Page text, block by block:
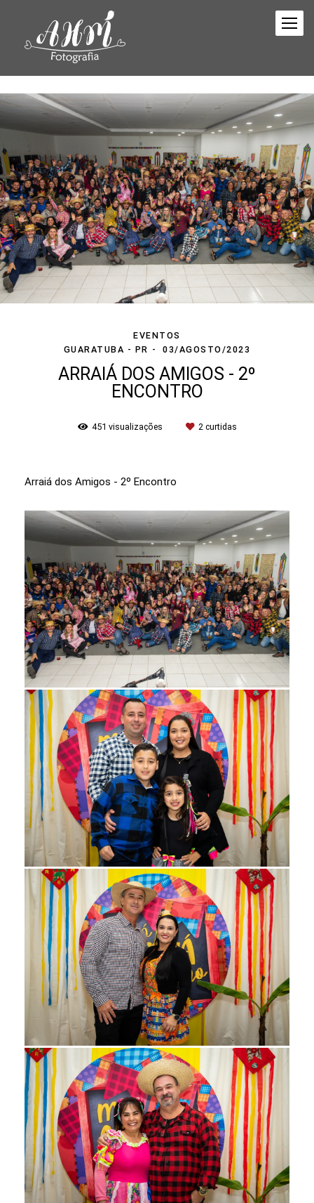
EVENTOS
GUARATUBA - PR
03/AGOSTO/2023
ARRAIÁ DOS AMIGOS - 2º
ENCONTRO
451 visualizações 2 curtidas
Arraiá dos Amigos - 2º Encontro